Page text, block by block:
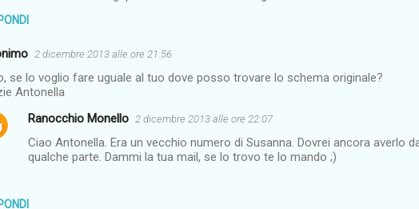
2 dicembre 2013 alle ore 21:56
se lo voglio fare uguale al tuo dove posso trovare lo schema originale?
Antonella
Ranocchio Monello 2 dicembre 2013 alle ore 22:07
Ciao Antonella. Era un vecchio numero di Susanna. Dovrei ancora averlo
qualche parte. Dammi la tua mail, se lo trovo te lo mando ;)